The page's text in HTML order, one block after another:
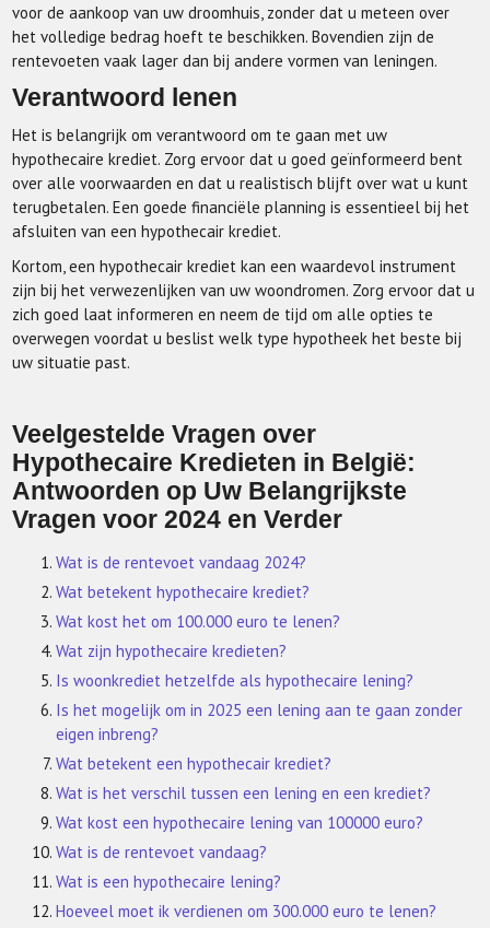
voor de aankoop van uw droomhuis, zonder dat u meteen over
het volledige bedrag hoeft te beschikken. Bovendien zijn de
rentevoeten vaak lager dan bij andere vormen van leningen.
Verantwoord lenen
Het is belangrijk om verantwoord om te gaan met uw
hypothecaire krediet. Zorg ervoor dat u goed geïnformeerd bent
over alle voorwaarden en dat u realistisch blijft over wat u kunt
terugbetalen. Een goede financiële planning is essentieel bij het
afsluiten van een hypothecair krediet.
Kortom, een hypothecair krediet kan een waardevol instrument
zijn bij het verwezenlijken van uw woondromen. Zorg ervoor dat u
zich goed laat informeren en neem de tijd om alle opties te
overwegen voordat u beslist welk type hypotheek het beste bij
uw situatie past.
Veelgestelde Vragen over
Hypothecaire Kredieten in België:
Antwoorden op Uw Belangrijkste
Vragen voor 2024 en Verder
Wat is de rentevoet vandaag 2024?
Wat betekent hypothecaire krediet?
Wat kost het om 100.000 euro te lenen?
Wat zijn hypothecaire kredieten?
Is woonkrediet hetzelfde als hypothecaire lening?
Is het mogelijk om in 2025 een lening aan te gaan zonder
eigen inbreng?
Wat betekent een hypothecair krediet?
Wat is het verschil tussen een lening en een krediet?
Wat kost een hypothecaire lening van 100000 euro?
Wat is de rentevoet vandaag?
Wat is een hypothecaire lening?
Hoeveel moet ik verdienen om 300.000 euro te lenen?